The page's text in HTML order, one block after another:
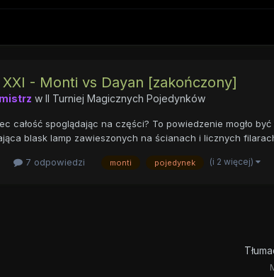
- Monti vs Dayan [zakończony]
w II Turniej Magicznych Pojedynków
całość spoglądając na części? To powiedzenie mogło
blask lamp zawieszonych na ścianach i licznych
7 odpowiedzi monti pojedynek (i 2 więcej)